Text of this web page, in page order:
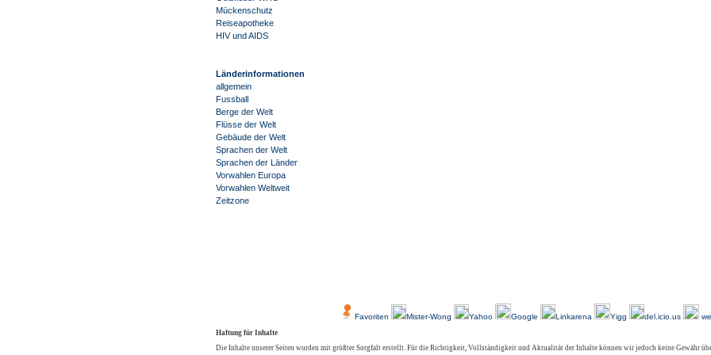
Mückenschutz
Reiseapotheke
HIV und AIDS
Länderinformationen
allgemein
Fussball
Berge der Welt
Flüsse der Welt
Gebäude der Welt
Sprachen der Welt
Sprachen der Länder
Vorwahlen Europa
Vorwahlen Weltweit
Zeitzone
Favoriten Mister-Wong Yahoo Google Linkarena Yigg del.icio.us
Haftung für Inhalte
Die Inhalte unserer Seiten wurden mit größter Sorgfalt erstellt. Für die Richtigkeit, Vollständigkeit und Aktualität der Inhalte können wir jedoch keine Gewähr